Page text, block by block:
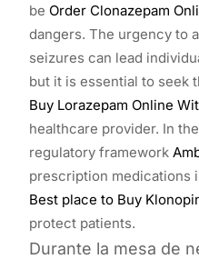
be Order Clonazepam
dangers. The urgency to
seizures can lead
but it is essential to seek
Buy Lorazepam Online
healthcare provider. In
regulatory framework
prescription medications
Best place to Buy
protect patients.
Durante la mesa de